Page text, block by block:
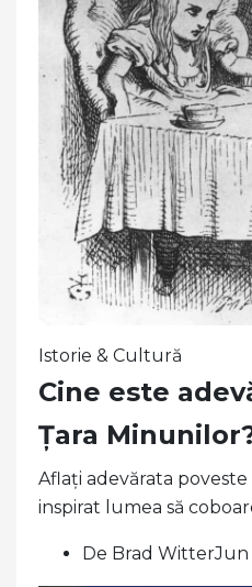
Istorie & Cultură
Cine este
Țara
Aflați adevărata
inspirat lumea să
De Brad WitterJun